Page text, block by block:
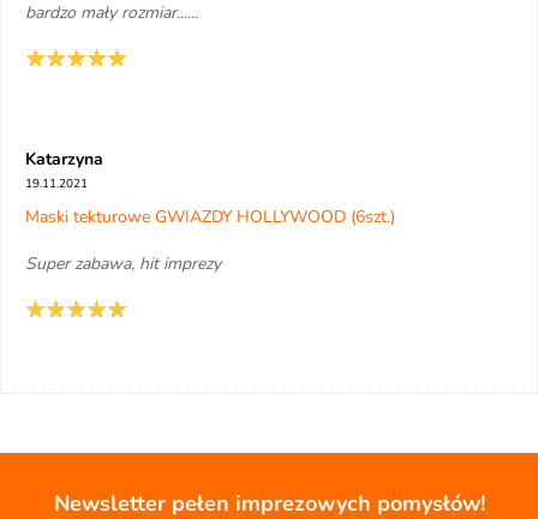
bardzo mały rozmiar......
Katarzyna
19.11.2021
Maski tekturowe GWIAZDY HOLLYWOOD (6szt.)
Super zabawa, hit imprezy
Newsletter pełen imprezowych pomysłów!